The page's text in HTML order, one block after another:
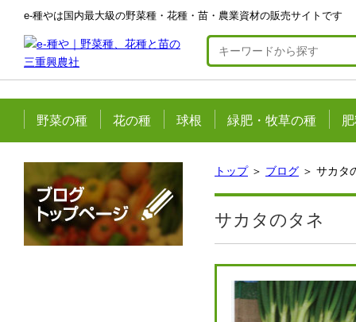
e-種やは国内最大級の野菜種・花種・苗・農業資材の販売サイトです
野菜の種 花の種 球根 緑肥・牧草の種
トップ＞ ブログ ＞ サカタ
サカタのタネ